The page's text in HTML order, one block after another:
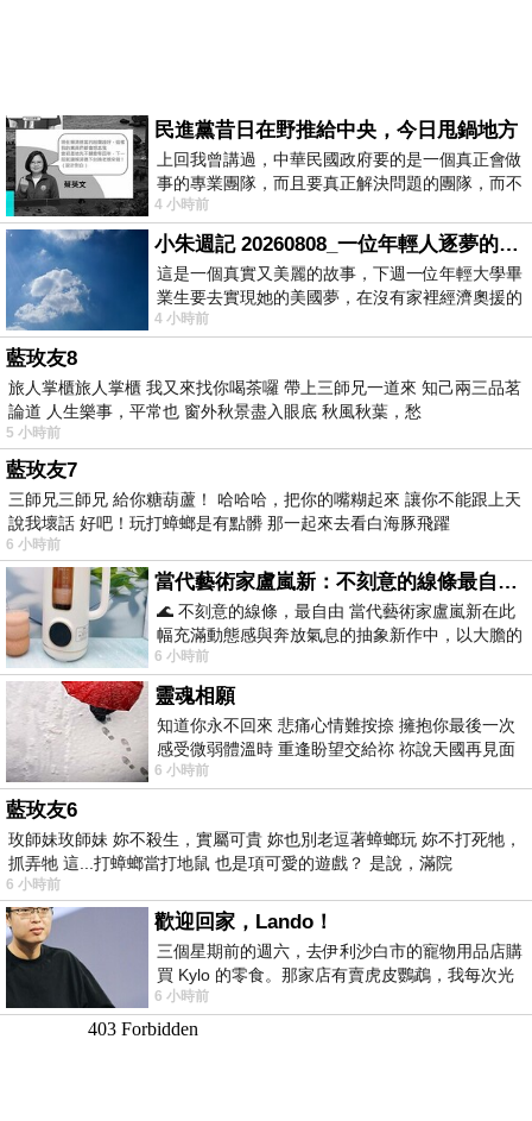
民進黨昔日在野推給中央，今日甩鍋地方
上回我曾講過，中華民國政府要的是一個真正會做
事的專業團隊，而且要真正解決問題的團隊，而不
是只會到處甩鍋的雙標團隊，最近民進黨
4 小時前
小朱週記 20260808_一位年輕人逐夢的真實故事
這是一個真實又美麗的故事，下週一位年輕大學畢
業生要去實現她的美國夢，在沒有家裡經濟奧援的
情況下，靠著自我努力工作累積出國基
4 小時前
藍玫友8
旅人掌櫃旅人掌櫃 我又來找你喝茶囉 帶上三師兄一道來 知己兩三品茗
論道 人生樂事，平常也 窗外秋景盡入眼底 秋風秋葉，愁
5 小時前
藍玫友7
三師兄三師兄 給你糖葫蘆！ 哈哈哈，把你的嘴糊起來 讓你不能跟上天
說我壞話 好吧！玩打蟑螂是有點髒 那一起來去看白海豚飛躍
6 小時前
當代藝術家盧嵐新：不刻意的線條最自由，讓色彩流動、筆觸自己說話
🌊 不刻意的線條，最自由 當代藝術家盧嵐新在此
幅充滿動態感與奔放氣息的抽象新作中，以大膽的
藍色顏料在白色畫布上揮灑、壓印與流淌
6 小時前
靈魂相願
知道你永不回來 悲痛心情難按捺 擁抱你最後一次
感受微弱體溫時 重逢盼望交給祢 祢說天國再見面
此刻忍淚說別離 他日靈魂再
6 小時前
藍玫友6
玫師妹玫師妹 妳不殺生，實屬可貴 妳也別老逗著蟑螂玩 妳不打死牠，
抓弄牠 這...打蟑螂當打地鼠 也是項可愛的遊戲？ 是說，滿院
6 小時前
歡迎回家，Lando！
三個星期前的週六，去伊利沙白市的寵物用品店購
買 Kylo 的零食。那家店有賣虎皮鸚鵡，我每次光
顧都會去看一下。他們偶爾會引進 C
6 小時前